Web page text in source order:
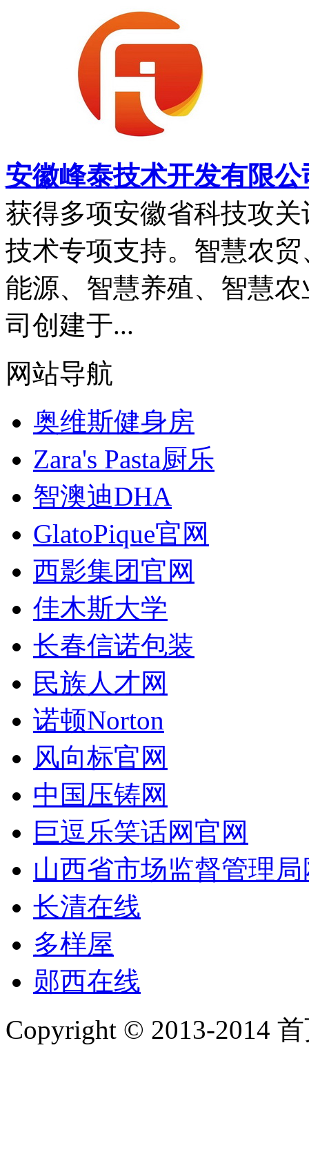
安徽峰泰技术开发有限公
获得多项安徽省科技攻
技术专项支持。智慧农
能源、智慧养殖、智慧
司创建于...
网站导航
奥维斯健身房
Zara's Pasta厨乐
智澳迪DHA
GlatoPique官网
西影集团官网
佳木斯大学
长春信诺包装
民族人才网
诺顿Norton
风向标官网
中国压铸网
巨逗乐笑话网官网
山西省市场监督管理
长清在线
多样屋
郧西在线
Copyright © 2013-2014